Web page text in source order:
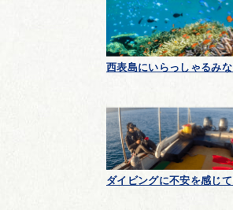
西表島にいらっしゃるみ
ダイビングに不安を感じ